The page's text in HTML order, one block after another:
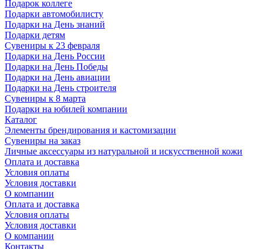
Подарок коллеге
Подарки автомобилисту
Подарки на День знаний
Подарки детям
Сувениры к 23 февраля
Подарки на День России
Подарки на День Победы
Подарки на День авиации
Подарки на День строителя
Сувениры к 8 марта
Подарки на юбилей компании
Каталог
Элементы брендирования и кастомизации
Сувениры на заказ
Личные аксессуары из натуральной и искусственной кожи
Оплата и доставка
Условия оплаты
Условия доставки
О компании
Оплата и доставка
Условия оплаты
Условия доставки
О компании
Контакты